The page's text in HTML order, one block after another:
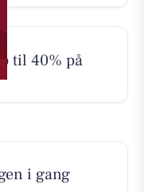
til 40% på
i gang